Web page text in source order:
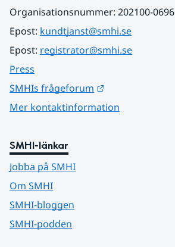
Organisationsnummer: 202100-0696
Epost: kundtjanst@smhi.se
Epost: registrator@smhi.se
Press
SMHIs frågeforum
Mer kontaktinformation
SMHI-länkar
Jobba på SMHI
Om SMHI
SMHI-bloggen
SMHI-podden